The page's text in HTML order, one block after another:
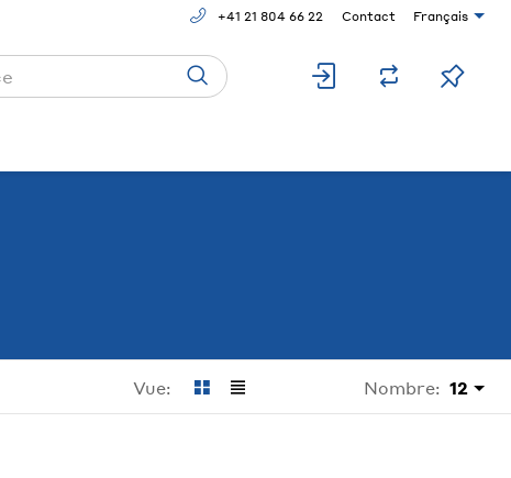
+41 21 804 66 22 Contact Français
Vue: Nombre: 12